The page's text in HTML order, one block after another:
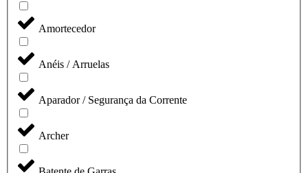
Amortecedor
Anéis / Arruelas
Aparador / Segurança da Corrente
Archer